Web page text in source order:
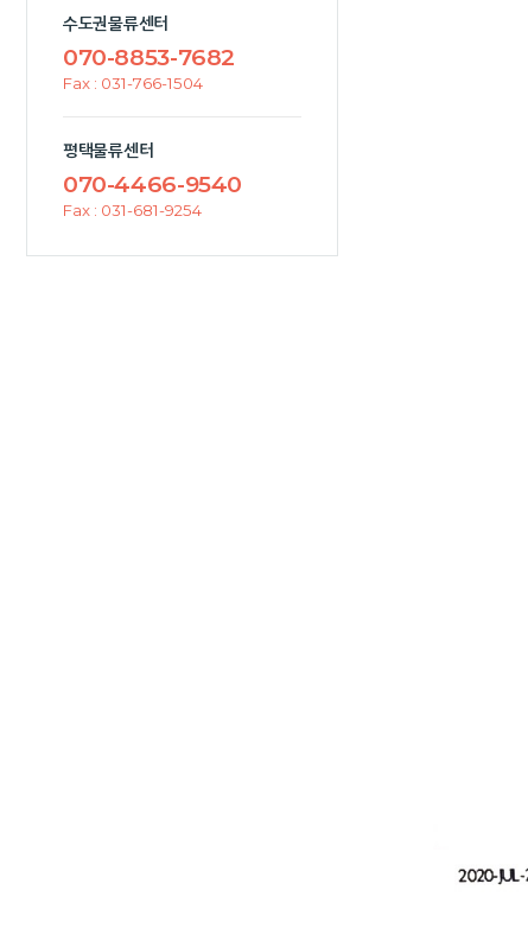
수도권물류센터
070-8853-7682
Fax : 031-766-1504
평택물류센터
070-4466-9540
Fax : 031-681-9254